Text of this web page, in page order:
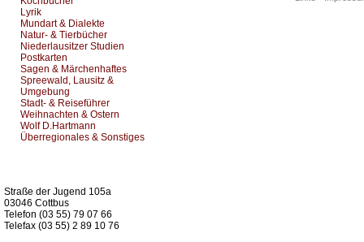
Lyrik
Mundart & Dialekte
Natur- & Tierbücher
Niederlausitzer Studien
Postkarten
Sagen & Märchenhaftes
Spreewald, Lausitz &
Umgebung
Stadt- & Reiseführer
Weihnachten & Ostern
Wolf D.Hartmann
Überregionales & Sonstiges
Straße der Jugend 105a
03046 Cottbus
Telefon (03 55) 79 07 66
Telefax (03 55) 2 89 10 76